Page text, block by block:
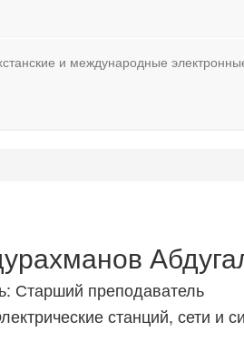
и международные
Старший преподаватель
станций, сети и